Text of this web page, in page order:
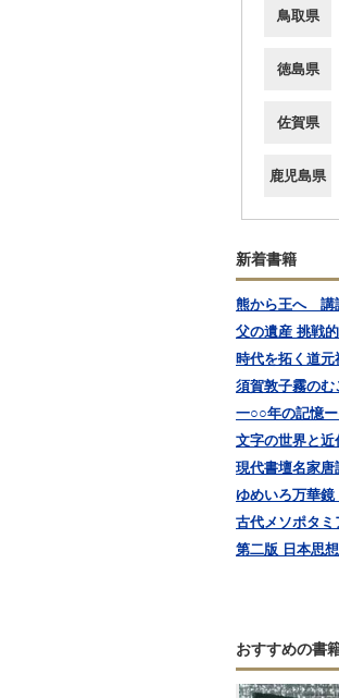
鳥取県
徳島県
佐賀県
鹿児島県
新着書籍
熊から王へ 講
父の遺産 挑戦
時代を拓く道
須賀敦子霧の
一○○年の記憶
文字の世界と
現代書壇名家唐
ゆめいろ万華
古代メソポタミ
第二版 日本思
おすすめの書